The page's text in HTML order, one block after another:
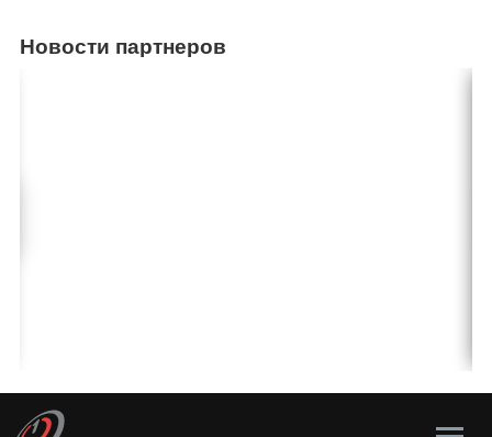
Новости партнеров